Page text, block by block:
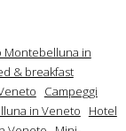
Montebelluna in
& breakfast
Campeggi
in Veneto
Hotel